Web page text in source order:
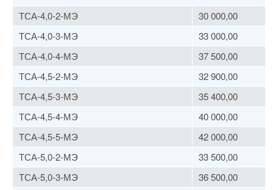
ТСА-4,0-2-МЭ
30 000,00
ТСА-4,0-3-МЭ
33 000,00
ТСА-4,0-4-МЭ
37 500,00
ТСА-4,5-2-МЭ
32 900,00
ТСА-4,5-3-МЭ
35 400,00
ТСА-4,5-4-МЭ
40 000,00
ТСА-4,5-5-МЭ
42 000,00
ТСА-5,0-2-МЭ
33 500,00
ТСА-5,0-3-МЭ
36 500,00